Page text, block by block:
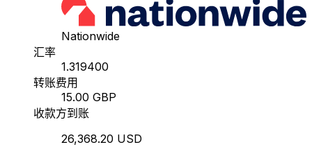
Nationwide
汇率
1.319400
转账费用
15.00 GBP
收款方到账
26,368.20 USD